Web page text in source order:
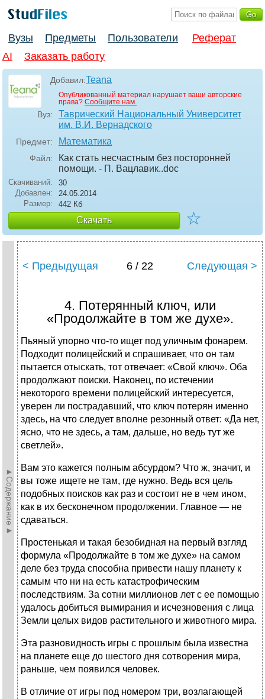
Вузы Предметы Пользователи
Реферат
AI
Заказать работу
Добавил:Teana
Опубликованный материал нарушает ваши авторские
права? Сообщите нам.
Вуз:
Таврический Национальный Университет
им. В.И. Вернадского
Предмет: Математика
Файл:
Как стать несчастным без посторонней
помощи. - П. Вацлавик..doc
Скачиваний:
30
Добавлен:
24.05.2014
Размер:
442 Кб
Скачать ☆
►Содержание►
< Предыдущая 6 / 22 Следующая >
4. Потерянный ключ, или
«Продолжайте в том же духе».
Пьяный упорно что-то ищет под уличным фонарем.
Подходит полицейский и спрашивает, что он там
пытается отыскать, тот отвечает: «Свой ключ». Оба
продолжают поиски. Наконец, по истечении
некоторого времени полицейский интересуется,
уверен ли пострадавший, что ключ потерян именно
здесь, на что следует вполне резонный ответ: «Да нет,
ясно, что не здесь, а там, дальше, но ведь тут же
светлей».
Вам это кажется полным абсурдом? Что ж, значит, и
вы тоже ищете не там, где нужно. Ведь вся цель
подобных поисков как раз и состоит не в чем ином,
как в их бесконечном продолжении. Главное — не
сдаваться.
Простенькая и такая безобидная на первый взгляд
формула «Продолжайте в том же духе» на самом
деле без труда способна привести нашу планету к
самым что ни на есть катастрофическим
последствиям. За сотни миллионов лет с ее помощью
удалось добиться вымирания и исчезновения с лица
Земли целых видов растительного и животного мира.
Эта разновидность игры с прошлым была известна
на планете еще до шес­того дня сотворения мира,
раньше, чем появился человек.
В отличие от игры под номером три, возлагающей